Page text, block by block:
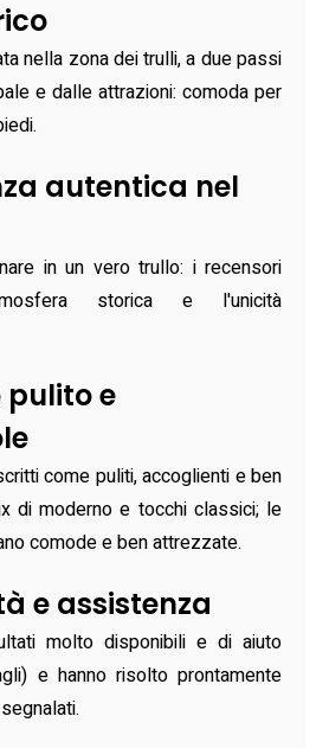
nella zona dei trulli, a due passi
e dalle attrazioni: comoda per
autentica nel
in un vero trullo: i recensori
storica e l'unicità
e
come puliti, accoglienti e ben
di moderno e tocchi classici; le
comode e ben attrezzate.
e assistenza
molto disponibili e di aiuto
e hanno risolto prontamente